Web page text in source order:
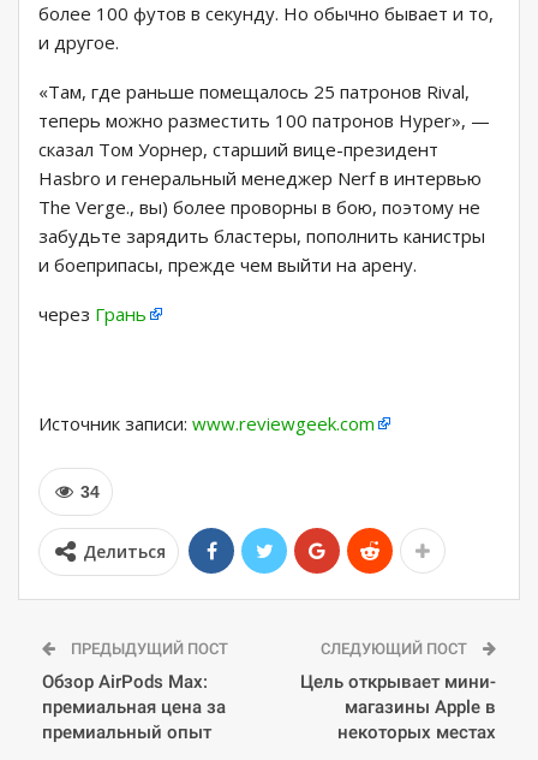
более 100 футов в секунду. Но обычно бывает и то,
и другое.
«Там, где раньше помещалось 25 патронов Rival,
теперь можно разместить 100 патронов Hyper», —
сказал Том Уорнер, старший вице-президент
Hasbro и генеральный менеджер Nerf в интервью
The Verge., вы) более проворны в бою, поэтому не
забудьте зарядить бластеры, пополнить канистры
и боеприпасы, прежде чем выйти на арену.
через Грань
Источник записи: www.reviewgeek.com
34
Делиться
ПРЕДЫДУЩИЙ ПОСТ
Обзор AirPods Max:
премиальная цена за
премиальный опыт
СЛЕДУЮЩИЙ ПОСТ
Цель открывает мини-
магазины Apple в
некоторых местах